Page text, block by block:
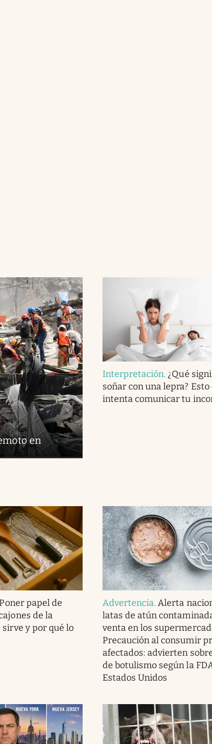
en
Interpretación. ¿Qué
soñar con una lepra? Esto
intenta comunicar tu
Poner papel de
de la
sirve y por qué lo
Advertencia.Alerta
latas de atún
venta en los
Precaución al consumir
afectados: advierten
de botulismo según la
Estados Unidos